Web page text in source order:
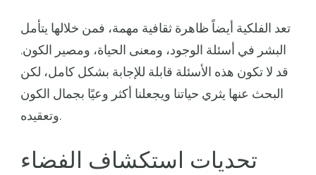
تعد الفلكية أيضاً ظاهرة ثقافية مهمة، فمن خلالها يتأمل
البشر في أسئلة الوجود، ومعنى الحياة، ومصير الكون.
قد لا تكون هذه الأسئلة قابلة للإجابة بشكل كامل، لكن
البحث عنها يثري حياتنا ويجعلنا أكثر وعيًا بجمال الكون
وتعقيده.
تحديات استكشاف الفضاء